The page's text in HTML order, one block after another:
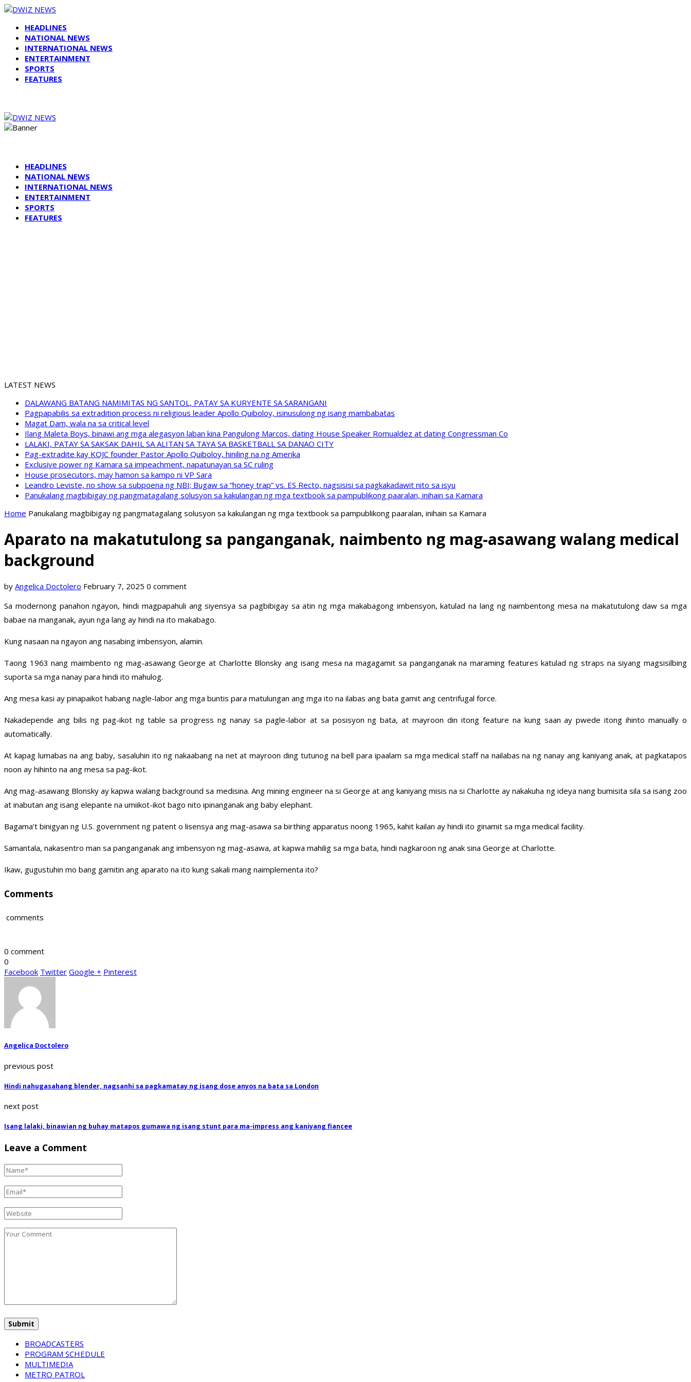
HEADLINES
NATIONAL NEWS
INTERNATIONAL NEWS
ENTERTAINMENT
SPORTS
FEATURES
HEADLINES
NATIONAL NEWS
INTERNATIONAL NEWS
ENTERTAINMENT
SPORTS
FEATURES
LATEST NEWS
DALAWANG BATANG NAMIMITAS NG SANTOL, PATAY SA KURYENTE SA SARANGANI
Pagpapabilis sa extradition process ni religious leader Apollo Quiboloy, isinusulong ng isang mambabatas
Magat Dam, wala na sa critical level
Ilang Maleta Boys, binawi ang mga alegasyon laban kina Pangulong Marcos, dating House Speaker Romualdez at dating Congressman Co
LALAKI, PATAY SA SAKSAK DAHIL SA ALITAN SA TAYA SA BASKETBALL SA DANAO CITY
Pag-extradite kay KOJC founder Pastor Apollo Quiboloy, hiniling na ng Amerika
Exclusive power ng Kamara sa impeachment, napatunayan sa SC ruling
House prosecutors, may hamon sa kampo ni VP Sara
Leandro Leviste, no show sa subpoena ng NBI; Bugaw sa “honey trap” vs. ES Recto, nagsisisi sa pagkakadawit nito sa isyu
Panukalang magbibigay ng pangmatagalang solusyon sa kakulangan ng mga textbook sa pampublikong paaralan, inihain sa Kamara
Home Panukalang magbibigay ng pangmatagalang solusyon sa kakulangan ng mga textbook sa pampublikong paaralan, inihain sa Kamara
Aparato na makatutulong sa panganganak, naimbento ng mag-asawang walang medical
background
by Angelica Doctolero February 7, 2025 0 comment
Sa modernong panahon ngayon, hindi magpapahuli ang siyensya sa pagbibigay sa atin ng mga makabagong imbensyon, katulad na lang ng naimbentong mesa na makatutulong daw sa mga
babae na manganak, ayun nga lang ay hindi na ito makabago.
Kung nasaan na ngayon ang nasabing imbensyon, alamin.
Taong 1963 nang maimbento ng mag-asawang George at Charlotte Blonsky ang isang mesa na magagamit sa panganganak na maraming features katulad ng straps na siyang magsisilbing
suporta sa mga nanay para hindi ito mahulog.
Ang mesa kasi ay pinapaikot habang nagle-labor ang mga buntis para matulungan ang mga ito na ilabas ang bata gamit ang centrifugal force.
Nakadepende ang bilis ng pag-ikot ng table sa progress ng nanay sa pagle-labor at sa posisyon ng bata, at mayroon din itong feature na kung saan ay pwede itong ihinto manually o
automatically.
At kapag lumabas na ang baby, sasaluhin ito ng nakaabang na net at mayroon ding tutunog na bell para ipaalam sa mga medical staff na nailabas na ng nanay ang kaniyang anak, at pagkatapos
noon ay hihinto na ang mesa sa pag-ikot.
Ang mag-asawang Blonsky ay kapwa walang background sa medisina. Ang mining engineer na si George at ang kaniyang misis na si Charlotte ay nakakuha ng ideya nang bumisita sila sa isang zoo
at inabutan ang isang elepante na umiikot-ikot bago nito ipinanganak ang baby elephant.
Bagama’t binigyan ng U.S. government ng patent o lisensya ang mag-asawa sa birthing apparatus noong 1965, kahit kailan ay hindi ito ginamit sa mga medical facility.
Samantala, nakasentro man sa panganganak ang imbensyon ng mag-asawa, at kapwa mahilig sa mga bata, hindi nagkaroon ng anak sina George at Charlotte.
Ikaw, gugustuhin mo bang gamitin ang aparato na ito kung sakali mang naimplementa ito?
Comments
comments
0 comment
0
Facebook Twitter Google + Pinterest
Angelica Doctolero
previous post
Hindi nahugasahang blender, nagsanhi sa pagkamatay ng isang dose anyos na bata sa London
next post
Isang lalaki, binawian ng buhay matapos gumawa ng isang stunt para ma-impress ang kaniyang fiancee
Leave a Comment
BROADCASTERS
PROGRAM SCHEDULE
MULTIMEDIA
METRO PATROL